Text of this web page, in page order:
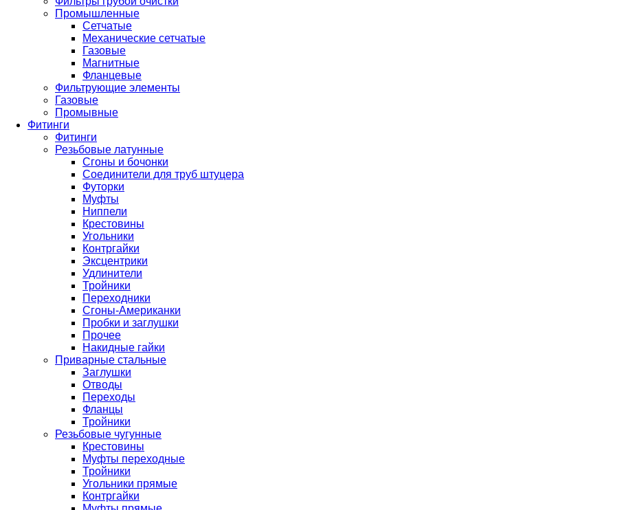
Промышленные
Сетчатые
Механические сетчатые
Газовые
Магнитные
Фланцевые
Фильтрующие элементы
Газовые
Промывные
Фитинги
Фитинги
Резьбовые латунные
Сгоны и бочонки
Соединители для труб штуцера
Футорки
Муфты
Ниппели
Крестовины
Угольники
Контргайки
Эксцентрики
Удлинители
Тройники
Переходники
Сгоны-Американки
Пробки и заглушки
Прочее
Накидные гайки
Приварные стальные
Заглушки
Отводы
Переходы
Фланцы
Тройники
Резьбовые чугунные
Крестовины
Муфты переходные
Тройники
Угольники прямые
Контргайки